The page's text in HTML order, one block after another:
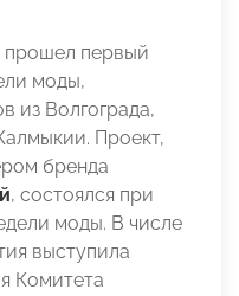
прошел первый
моды,
из Волгограда,
Проект,
бренда
, состоялся при
моды. В числе
выступила
Комитета